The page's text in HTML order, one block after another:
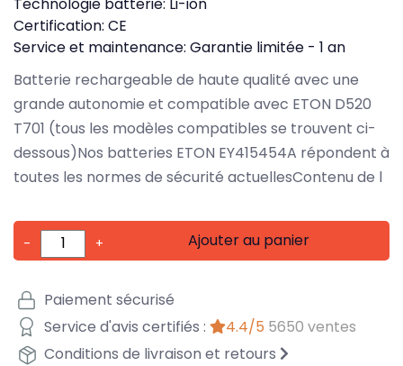
Certification: CE
Service et maintenance: Garantie limitée - 1 an
Batterie rechargeable de haute qualité avec une
grande autonomie et compatible avec ETON D520
T701 (tous les modèles compatibles se trouvent ci-
dessous)Nos batteries ETON EY415454A répondent à
toutes les normes de sécurité actuellesContenu de l
- + Ajouter au panier
Paiement sécurisé
Service d'avis certifiés :
4.4/5 5650 ventes
Conditions de livraison et retours